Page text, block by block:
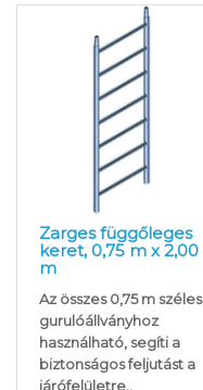
Zarges függőleges
keret, 0,75 m x 2,00
m
Az összes 0,75 m széles
gurulóállványhoz
használható, segíti a
biztonságos feljutást a
járófelületre..